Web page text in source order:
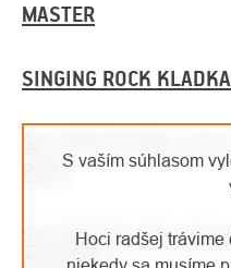
S vaším súhlasom
Hoci radšej trávime
MASTER
SINGING ROCK
PINK
SIP PROTECTION